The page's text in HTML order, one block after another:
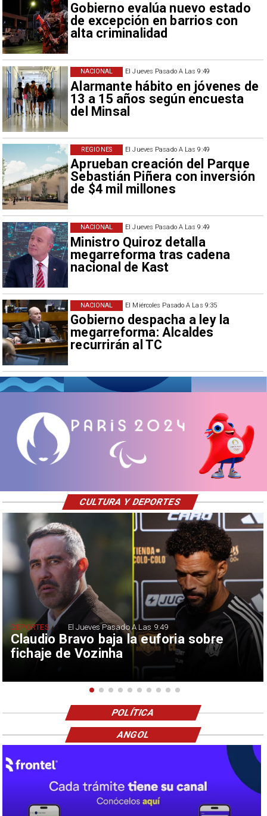
Gobierno evalúa nuevo estado
de excepción en barrios con
alta criminalidad
El Jueves Pasado A Las 9:49
Alarmante hábito en jóvenes de
13 a 15 años según encuesta
del Minsal
NACIONAL
El Jueves Pasado A Las 9:49
Aprueban creación del Parque
Sebastián Piñera con inversión
de $4 mil millones
REGIONES
El Jueves Pasado A Las 9:49
Ministro Quiroz detalla
megarreforma tras cadena
nacional de Kast
NACIONAL
El Miércoles Pasado A Las 9:35
Gobierno despacha a ley la
megarreforma: Alcaldes
recurrirán al TC
NACIONAL
Claudio Bravo baja la euforia sobre
fichaje de Vozinha
DEPORTES El Jueves Pasado A Las 9:49
CULTURA Y DEPORTES
POLÍTICA
ANGOL